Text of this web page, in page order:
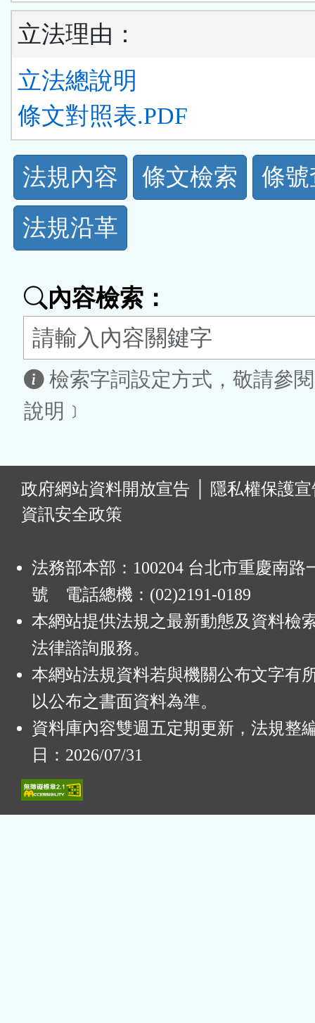
立法理由：
立法總說明
條文對照表.PDF
法
規
功
按
鈕
區
法規內容 條文檢索
條
法規沿革
內容檢索：
檢索字詞設定方式，敬請參
說明﹞
政府網站資料開放宣告
隱私權保護
資訊安全政策
法務部本部：100204 台北市重慶南路
號 電話總機：(02)2191-0189
本網站提供法規之最新動態及資料檢
法律諮詢服務。
本網站法規資料若與機關公布文字有
以公布之書面資料為準。
資料庫內容雙週五定期更新，法規整
日：2026/07/31